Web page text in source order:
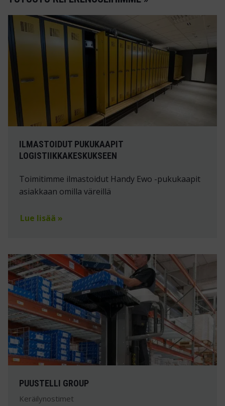
ILMASTOIDUT PUKUKAAPIT
LOGISTIIKKAKESKUKSEEN
Toimitimme ilmastoidut Handy Ewo -pukukaapit
asiakkaan omilla väreillä
Lue lisää »
PUUSTELLI GROUP
Keräilynostimet